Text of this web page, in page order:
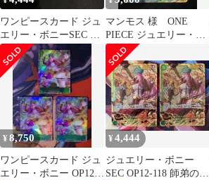
ワンピースカード ジュ
エリー・ボニーSEC パ
ラレル OP12-118 師弟
の絆
マンモス 様 ONE
PIECE ジュエリー・ボ
ニー
¥8,750
ワンピースカード ジュ
エリー・ボニー OP12-
¥4,444
ジュエリー・ボニー
SEC OP12-118 師弟の絆